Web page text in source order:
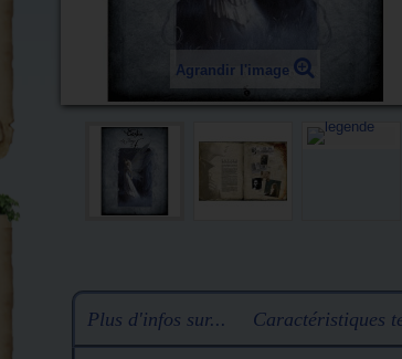
Agrandir l'image
Plus d'infos sur... Caractéristiques